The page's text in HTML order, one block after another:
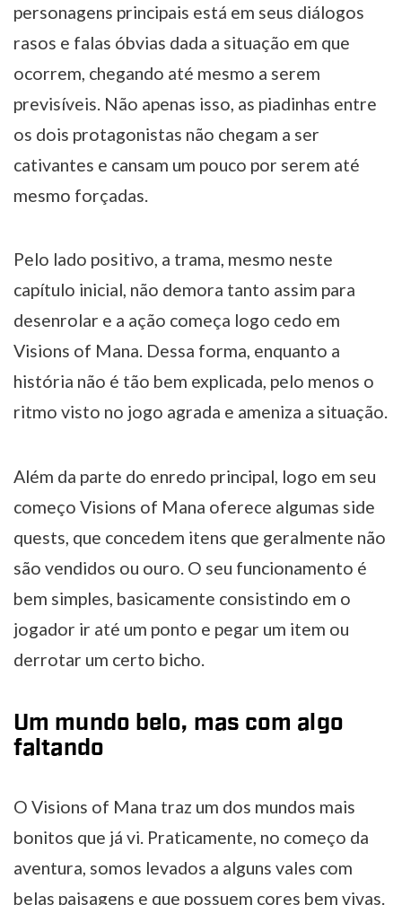
personagens principais está em seus diálogos
rasos e falas óbvias dada a situação em que
ocorrem, chegando até mesmo a serem
previsíveis. Não apenas isso, as piadinhas entre
os dois protagonistas não chegam a ser
cativantes e cansam um pouco por serem até
mesmo forçadas.
Pelo lado positivo, a trama, mesmo neste
capítulo inicial, não demora tanto assim para
desenrolar e a ação começa logo cedo em
Visions of Mana. Dessa forma, enquanto a
história não é tão bem explicada, pelo menos o
ritmo visto no jogo agrada e ameniza a situação.
Além da parte do enredo principal, logo em seu
começo Visions of Mana oferece algumas side
quests, que concedem itens que geralmente não
são vendidos ou ouro. O seu funcionamento é
bem simples, basicamente consistindo em o
jogador ir até um ponto e pegar um item ou
derrotar um certo bicho.
Um mundo belo, mas com algo
faltando
O Visions of Mana traz um dos mundos mais
bonitos que já vi. Praticamente, no começo da
aventura, somos levados a alguns vales com
belas paisagens e que possuem cores bem vivas.